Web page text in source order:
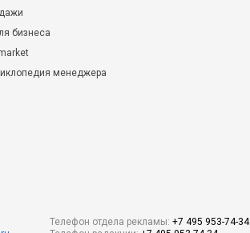
бизнеса
менеджера
Телефон отдела рекламы: +7 495 953-74-34